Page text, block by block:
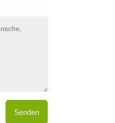
Senden